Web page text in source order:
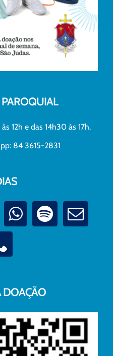
PAROQUIAL
12h e das 14h30 às 17h.
84 3615-2831
DOAÇÃO